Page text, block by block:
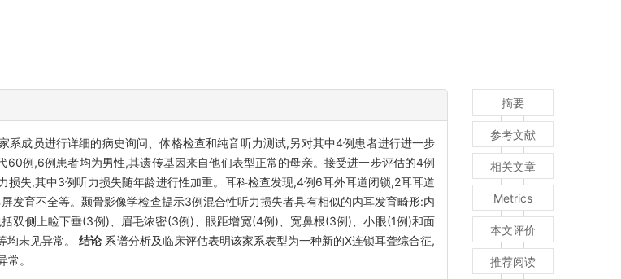
系成员进行详细的病史询问、体格检查和纯音听力测试,另对其中4例患者进行进一步
60例,6例患者均为男性,其遗传基因来自他们表型正常的母亲。接受进一步评估的4例
失,其中3例听力损失随年龄进行性加重。耳科检查发现,4例6耳外耳道闭锁,2耳耳道
发育不全等。颞骨影像学检查提示3例混合性听力损失者具有相似的内耳发育畸形:内
双侧上睑下垂(3例)、眉毛浓密(3例)、眼距增宽(4例)、宽鼻根(3例)、小眼(1例)和面
均未见异常。结论 系谱分析及临床评估表明该家系表型为一种新的X连锁耳聋综合征,
。
摘要
参考文献
相关文章
Metrics
本文评价
推荐阅读